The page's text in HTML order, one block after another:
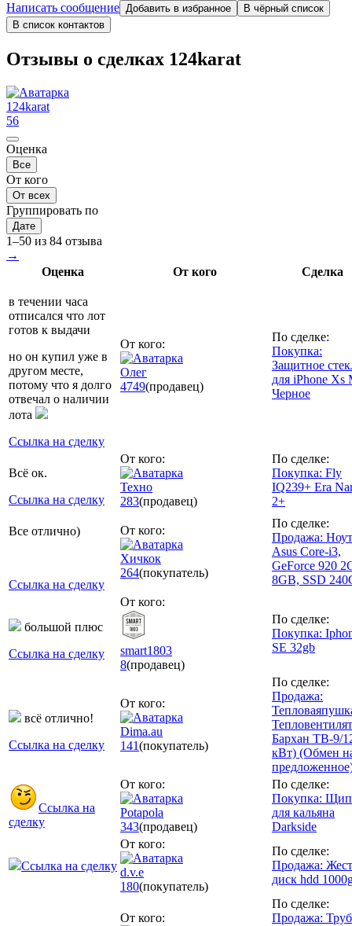
Написать сообщение Добавить в избранное
В чёрный список
В список контактов
Отзывы о сделках 124karat
124karat
56
Оценка
Все
От кого
От всех
Группировать по
Дате
1–50 из 84 отзыва
→
Оценка
От кого Сделка
в течении часа
отписался что лот
готов к выдачи
но он купил уже в
другом месте,
потому что я долго
отвечал о наличии
лота
Ссылка на сделку
От кого:
Олег
4749(продавец)
По сделке:
Покупка:
Защитное
для iPhone Xs
Черное
Всё ок.
Ссылка на сделку
От кого:
Техно
283(продавец)
По сделке:
Покупка: Fly
IQ239+ Era
2+
Все отлично)
Ссылка на сделку
От кого:
Хичкок
264(покупатель)
По сделке:
Продажа:
Asus Core-i3,
GeForce 920
8GB, SSD
большой плюс
Ссылка на сделку
От кого:
smart1803
8(продавец)
По сделке:
Покупка:
SE 32gb
всё отлично!
Ссылка на сделку
От кого:
Dima.au
141(покупатель)
По сделке:
Продажа:
Бархан ТВ-9/
кВт) (Обмен
Ссылка на
сделку
От кого:
Potapola
343(продавец)
По сделке:
Покупка:
для кальяна
Darkside
Ссылка на сделку
От кого:
d.v.e
180(покупатель)
По сделке:
Продажа:
диск hdd
От кого:
По сделке:
Продажа: